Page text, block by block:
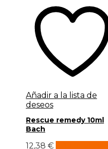
Añadir a la lista de
deseos
Rescue remedy 10ml
Bach
12,38 €